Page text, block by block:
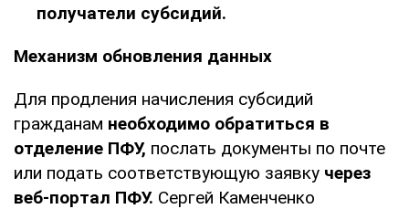
получатели субсидий.
Механизм обновления данных
Для продления начисления субсидий
гражданам необходимо обратиться в
отделение ПФУ, послать документы по почте
или подать соответствующую заявку через
веб-портал ПФУ. Сергей Каменченко